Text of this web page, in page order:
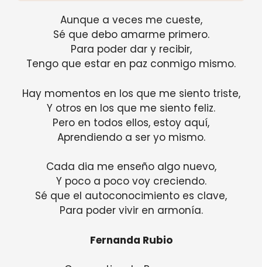
Aunque a veces me cueste,
Sé que debo amarme primero.
Para poder dar y recibir,
Tengo que estar en paz conmigo mismo.
Hay momentos en los que me siento triste,
Y otros en los que me siento feliz.
Pero en todos ellos, estoy aquí,
Aprendiendo a ser yo mismo.
Cada dia me enseño algo nuevo,
Y poco a poco voy creciendo.
Sé que el autoconocimiento es clave,
Para poder vivir en armonía.
Fernanda Rubio